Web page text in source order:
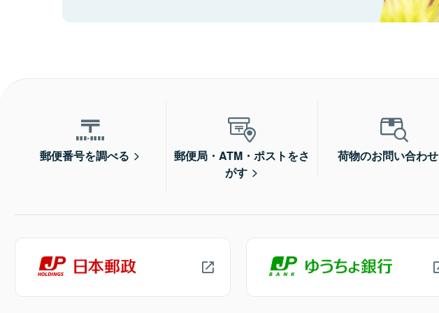
郵便番号を調べる
郵便局・ATM・ポストをさ
がす
荷物のお問い合わせ